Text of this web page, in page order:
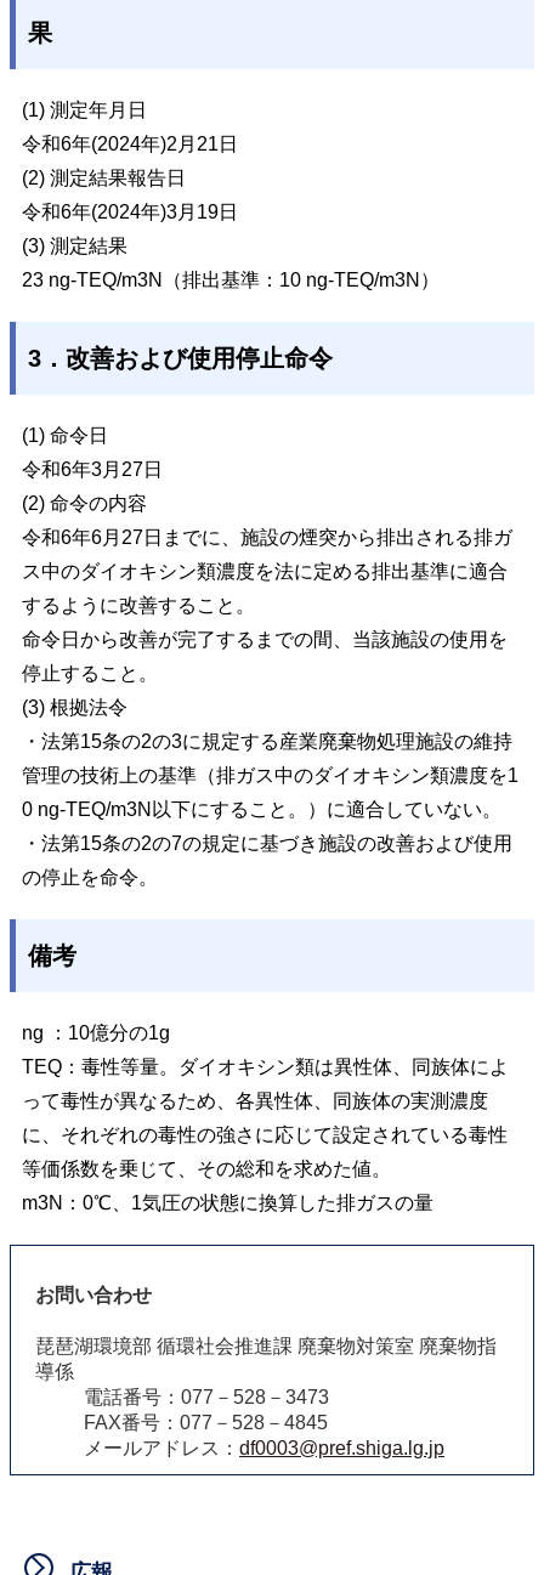
果
(1) 測定年月日
令和6年(2024年)2月21日
(2) 測定結果報告日
令和6年(2024年)3月19日
(3) 測定結果
23 ng-TEQ/m3N（排出基準：10 ng-TEQ/m3N）
3．改善および使用停止命令
(1) 命令日
令和6年3月27日
(2) 命令の内容
令和6年6月27日までに、施設の煙突から排出される排ガ
ス中のダイオキシン類濃度を法に定める排出基準に適合
するように改善すること。
命令日から改善が完了するまでの間、当該施設の使用を
停止すること。
(3) 根拠法令
・法第15条の2の3に規定する産業廃棄物処理施設の維持
管理の技術上の基準（排ガス中のダイオキシン類濃度を1
0 ng-TEQ/m3N以下にすること。）に適合していない。
・法第15条の2の7の規定に基づき施設の改善および使用
の停止を命令。
備考
ng ：10億分の1g
TEQ：毒性等量。ダイオキシン類は異性体、同族体によ
って毒性が異なるため、各異性体、同族体の実測濃度
に、それぞれの毒性の強さに応じて設定されている毒性
等価係数を乗じて、その総和を求めた値。
m3N：0℃、1気圧の状態に換算した排ガスの量
お問い合わせ
琵琶湖環境部 循環社会推進課 廃棄物対策室 廃棄物指
導係
電話番号：077－528－3473
FAX番号：077－528－4845
メールアドレス： df0003@pref.shiga.lg.jp